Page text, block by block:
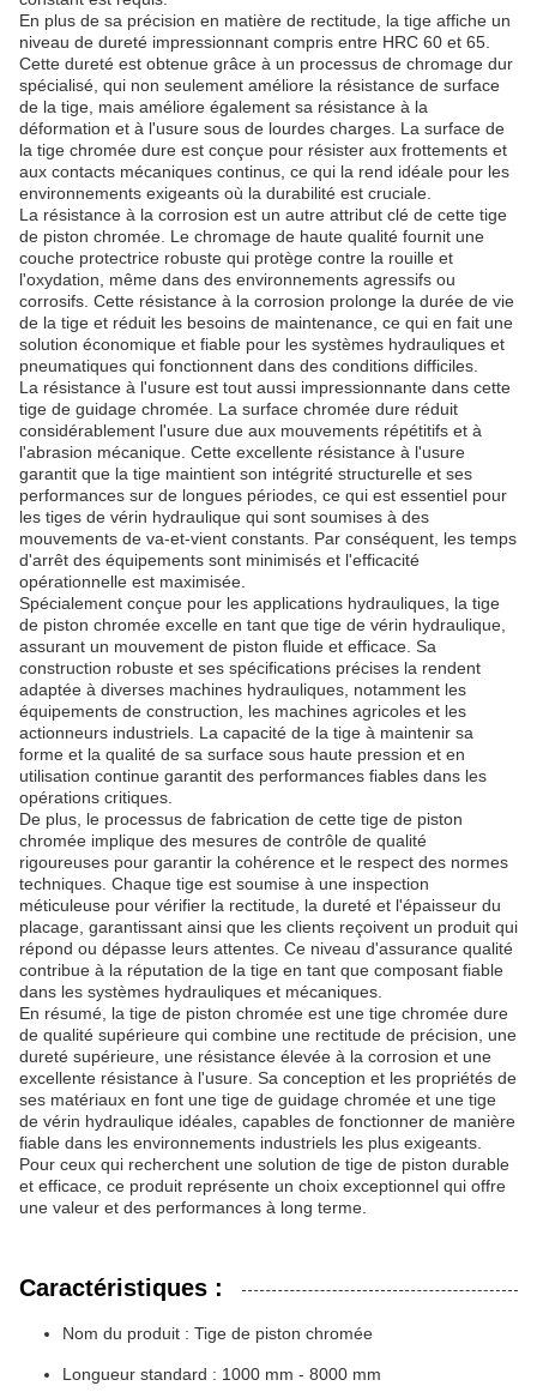
En plus de sa précision en matière de rectitude, la tige affiche un
niveau de dureté impressionnant compris entre HRC 60 et 65.
Cette dureté est obtenue grâce à un processus de chromage dur
spécialisé, qui non seulement améliore la résistance de surface
de la tige, mais améliore également sa résistance à la
déformation et à l'usure sous de lourdes charges. La surface de
la tige chromée dure est conçue pour résister aux frottements et
aux contacts mécaniques continus, ce qui la rend idéale pour les
environnements exigeants où la durabilité est cruciale.
La résistance à la corrosion est un autre attribut clé de cette tige
de piston chromée. Le chromage de haute qualité fournit une
couche protectrice robuste qui protège contre la rouille et
l'oxydation, même dans des environnements agressifs ou
corrosifs. Cette résistance à la corrosion prolonge la durée de vie
de la tige et réduit les besoins de maintenance, ce qui en fait une
solution économique et fiable pour les systèmes hydrauliques et
pneumatiques qui fonctionnent dans des conditions difficiles.
La résistance à l'usure est tout aussi impressionnante dans cette
tige de guidage chromée. La surface chromée dure réduit
considérablement l'usure due aux mouvements répétitifs et à
l'abrasion mécanique. Cette excellente résistance à l'usure
garantit que la tige maintient son intégrité structurelle et ses
performances sur de longues périodes, ce qui est essentiel pour
les tiges de vérin hydraulique qui sont soumises à des
mouvements de va-et-vient constants. Par conséquent, les temps
d'arrêt des équipements sont minimisés et l'efficacité
opérationnelle est maximisée.
Spécialement conçue pour les applications hydrauliques, la tige
de piston chromée excelle en tant que tige de vérin hydraulique,
assurant un mouvement de piston fluide et efficace. Sa
construction robuste et ses spécifications précises la rendent
adaptée à diverses machines hydrauliques, notamment les
équipements de construction, les machines agricoles et les
actionneurs industriels. La capacité de la tige à maintenir sa
forme et la qualité de sa surface sous haute pression et en
utilisation continue garantit des performances fiables dans les
opérations critiques.
De plus, le processus de fabrication de cette tige de piston
chromée implique des mesures de contrôle de qualité
rigoureuses pour garantir la cohérence et le respect des normes
techniques. Chaque tige est soumise à une inspection
méticuleuse pour vérifier la rectitude, la dureté et l'épaisseur du
placage, garantissant ainsi que les clients reçoivent un produit qui
répond ou dépasse leurs attentes. Ce niveau d'assurance qualité
contribue à la réputation de la tige en tant que composant fiable
dans les systèmes hydrauliques et mécaniques.
En résumé, la tige de piston chromée est une tige chromée dure
de qualité supérieure qui combine une rectitude de précision, une
dureté supérieure, une résistance élevée à la corrosion et une
excellente résistance à l'usure. Sa conception et les propriétés de
ses matériaux en font une tige de guidage chromée et une tige
de vérin hydraulique idéales, capables de fonctionner de manière
fiable dans les environnements industriels les plus exigeants.
Pour ceux qui recherchent une solution de tige de piston durable
et efficace, ce produit représente un choix exceptionnel qui offre
une valeur et des performances à long terme.
Caractéristiques :
Nom du produit : Tige de piston chromée
Longueur standard : 1000 mm - 8000 mm